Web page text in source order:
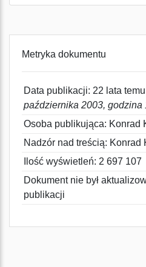
Metryka dokumentu
Data publikacji: 22 lata temu
października 2003, godzina
Osoba publikująca: Konrad
Nadzór nad treścią: Konrad
Ilość wyświetleń: 2 697 107
Dokument nie był
publikacji